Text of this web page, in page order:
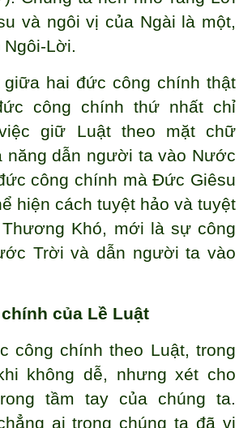
và ngôi vị của Ngài là một,
Lời.
hai đức công chính thật
công chính thứ nhất chỉ
giữ Luật theo mặt chữ
năng dẫn người ta vào Nước
công chính mà Đức Giêsu
hiện cách tuyệt hảo và tuyệt
Khó, mới là sự công
Trời và dẫn người ta vào
của Lề Luật
công chính theo Luật, trong
không dễ, nhưng xét cho
tầm tay của chúng ta.
ai trong chúng ta đã vi